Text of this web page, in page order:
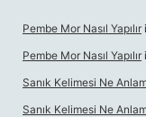
Pembe Mor Nasıl Yapılır
Pembe Mor Nasıl Yapılır
Sanık Kelimesi Ne
Sanık Kelimesi Ne